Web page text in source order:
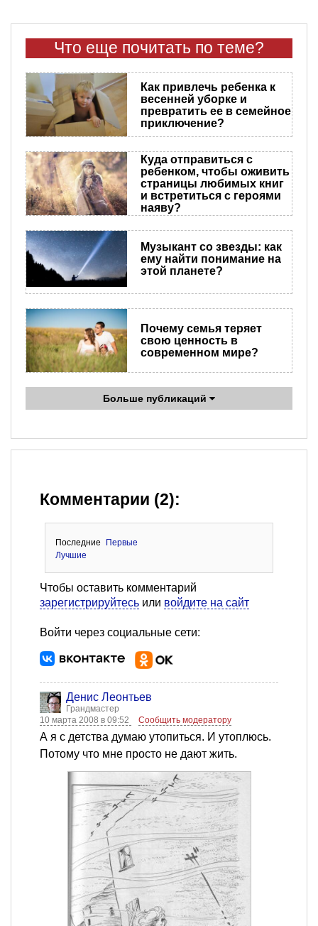
Что еще почитать по теме?
Как привлечь ребенка к
весенней уборке и
превратить ее в семейное
приключение?
Куда отправиться с
ребенком, чтобы оживить
страницы любимых книг
и встретиться с героями
наяву?
Музыкант со звезды: как
ему найти понимание на
этой планете?
Почему семья теряет
свою ценность в
современном мире?
Больше публикаций
Комментарии (2):
Последние
Первые
Лучшие
Чтобы оставить комментарий
зарегистрируйтесь или войдите на сайт
Войти через социальные сети:
Денис Леонтьев
Грандмастер
10 марта 2008 в 09:52
Сообщить модератору
А я с детства думаю утопиться. И утоплюсь.
Потому что мне просто не дают жить.